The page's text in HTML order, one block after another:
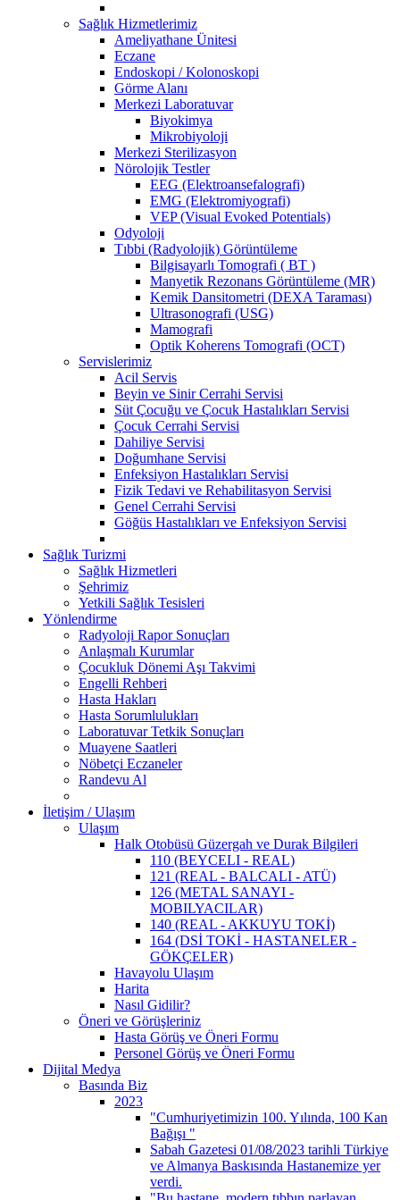
Sağlık Hizmetlerimiz
Ameliyathane Ünitesi
Eczane
Endoskopi / Kolonoskopi
Görme Alanı
Merkezi Laboratuvar
Biyokimya
Mikrobiyoloji
Merkezi Sterilizasyon
Nörolojik Testler
EEG (Elektroansefalografi)
EMG (Elektromiyografi)
VEP (Visual Evoked Potentials)
Odyoloji
Tıbbi (Radyolojik) Görüntüleme
Bilgisayarlı Tomografi ( BT )
Manyetik Rezonans Görüntüleme (MR)
Kemik Dansitometri (DEXA Taraması)
Ultrasonografi (USG)
Mamografi
Optik Koherens Tomografi (OCT)
Servislerimiz
Acil Servis
Beyin ve Sinir Cerrahi Servisi
Süt Çocuğu ve Çocuk Hastalıkları Servisi
Çocuk Cerrahi Servisi
Dahiliye Servisi
Doğumhane Servisi
Enfeksiyon Hastalıkları Servisi
Fizik Tedavi ve Rehabilitasyon Servisi
Genel Cerrahi Servisi
Göğüs Hastalıkları ve Enfeksiyon Servisi
Sağlık Turizmi
Sağlık Hizmetleri
Şehrimiz
Yetkili Sağlık Tesisleri
Yönlendirme
Radyoloji Rapor Sonuçları
Anlaşmalı Kurumlar
Çocukluk Dönemi Aşı Takvimi
Engelli Rehberi
Hasta Hakları
Hasta Sorumlulukları
Laboratuvar Tetkik Sonuçları
Muayene Saatleri
Nöbetçi Eczaneler
Randevu Al
İletişim / Ulaşım
Ulaşım
Halk Otobüsü Güzergah ve Durak Bilgileri
110 (BEYCELI - REAL)
121 (REAL - BALCALI - ATÜ)
126 (METAL SANAYI -
MOBILYACILAR)
140 (REAL - AKKUYU TOKİ)
164 (DSİ TOKİ - HASTANELER -
GÖKÇELER)
Havayolu Ulaşım
Harita
Nasıl Gidilir?
Öneri ve Görüşleriniz
Hasta Görüş ve Öneri Formu
Personel Görüş ve Öneri Formu
Dijital Medya
Basında Biz
2023
"Cumhuriyetimizin 100. Yılında, 100 Kan
Bağışı "
Sabah Gazetesi 01/08/2023 tarihli Türkiye
ve Almanya Baskısında Hastanemize yer
verdi.